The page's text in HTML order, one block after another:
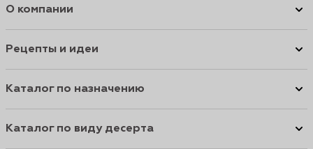
О компании
Рецепты и идеи
Каталог по назначению
Каталог по виду десерта